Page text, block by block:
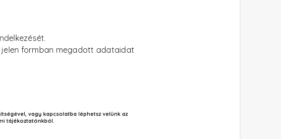
jelen formban megadott adataidat
vagy kapcsolatba léphetsz velünk az
tájékoztatónkból.